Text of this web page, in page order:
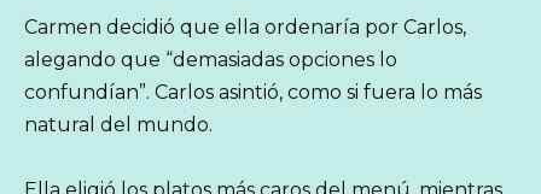
Carmen decidió que ella ordenaría por Carlos,
alegando que “demasiadas opciones lo
confundían”. Carlos asintió, como si fuera lo más
natural del mundo.